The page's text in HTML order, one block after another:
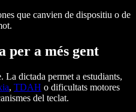
que canvien de dispositiu o de
per a més gent
dictada permet a estudiants,
, TDAH o dificultats motores
del teclat.